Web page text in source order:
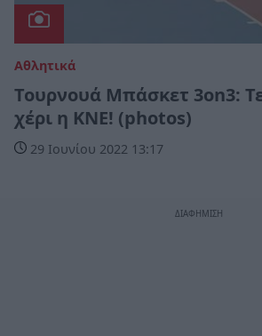
Αθλητικά
Τουρνουά Μπάσκετ 3on3:
χέρι η ΚΝΕ! (photos)
29 Ιουνίου 2022 13:17